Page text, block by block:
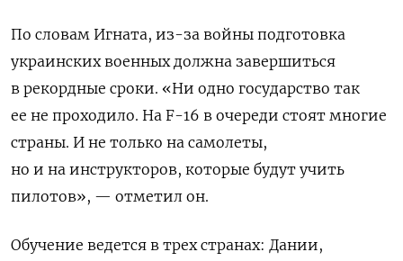
По словам Игната, из-за войны подготовка
украинских военных должна завершиться
в рекордные сроки. «Ни одно государство так
ее не проходило. На F-16 в очереди стоят многие
страны. И не только на самолеты,
но и на инструкторов, которые будут учить
пилотов», — отметил он.
Обучение ведется в трех странах: Дании,